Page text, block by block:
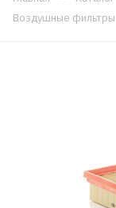
Воздушные фильтры